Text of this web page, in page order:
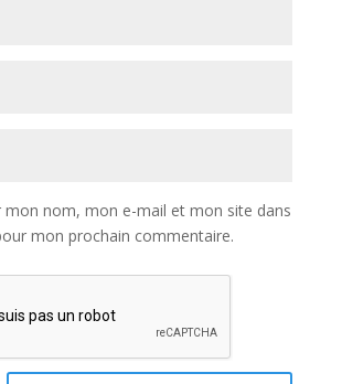
mon nom, mon e-mail et mon site dans
mon prochain commentaire.